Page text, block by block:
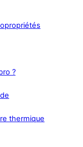
?
thermique